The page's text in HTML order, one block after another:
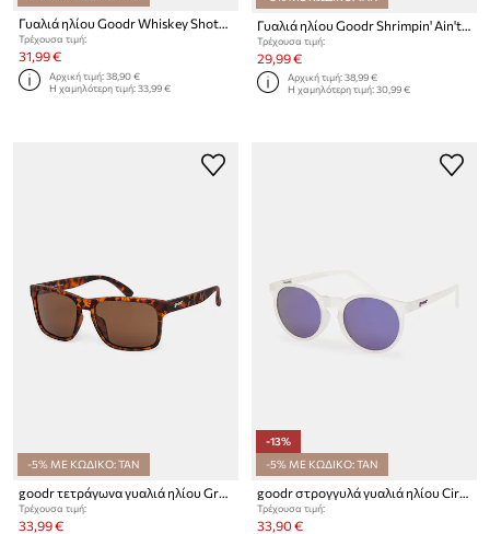
Γυαλιά ηλίου Goodr Whiskey Shots with Satan
Τρέχουσα τιμή:
31,99 €
Αρχική τιμή:38,90 €
Η χαμηλότερη τιμή:33,99 €
Τρέχουσα τιμή:
29,99 €
Αρχική τιμή:38,99 €
Η χαμηλότερη τιμή:30,99 €
-5% ΜΕ ΚΩΔΙΚΟ: TAN
goodr τετράγωνα γυαλιά ηλίου Grand G
Τρέχουσα τιμή:
33,99 €
-13%
-5% ΜΕ ΚΩΔΙΚΟ: TAN
goodr στρογγυλά γυαλιά ηλίου Circle Gs
Τρέχουσα τιμή:
33,90 €